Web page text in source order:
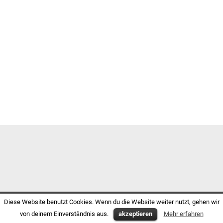
Diese Website benutzt Cookies. Wenn du die Website weiter nutzt, gehen wir
von deinem Einverständnis aus.
akzeptieren Mehr erfahren